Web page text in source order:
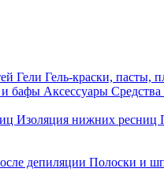
Гели Гель-краски, пасты,
бафы Аксессуары
Изоляция нижних ресниц
депиляции Полоски и